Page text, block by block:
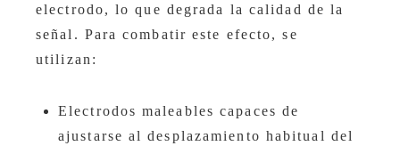
electrodo, lo que degrada la calidad de la
señal. Para combatir este efecto, se
utilizan:
Electrodos maleables capaces de
ajustarse al desplazamiento habitual del